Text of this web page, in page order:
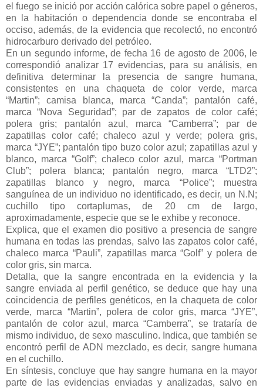
el fuego se inició por acción calórica sobre papel o géneros,
en la habitación o dependencia donde se encontraba el
occiso, además, de la evidencia que recolectó, no encontró
hidrocarburo derivado del petróleo.
En un segundo informe, de fecha 16 de agosto de 2006, le
correspondió analizar 17 evidencias, para su análisis, en
definitiva determinar la presencia de sangre humana,
consistentes en una chaqueta de color verde, marca
“Martin”; camisa blanca, marca “Canda”; pantalón café,
marca “Nova Seguridad”; par de zapatos de color café;
polera gris; pantalón azul, marca “Camberra”; par de
zapatillas color café; chaleco azul y verde; polera gris,
marca “JYE”; pantalón tipo buzo color azul; zapatillas azul y
blanco, marca “Golf”; chaleco color azul, marca “Portman
Club”; polera blanca; pantalón negro, marca “LTD2”;
zapatillas blanco y negro, marca “Police”; muestra
sanguínea de un individuo no identificado, es decir, un N.N;
cuchillo tipo cortaplumas, de 20 cm de largo,
aproximadamente, especie que se le exhibe y reconoce.
Explica, que el examen dio positivo a presencia de sangre
humana en todas las prendas, salvo las zapatos color café,
chaleco marca “Pauli”, zapatillas marca “Golf” y polera de
color gris, sin marca.
Detalla, que la sangre encontrada en la evidencia y la
sangre enviada al perfil genético, se deduce que hay una
coincidencia de perfiles genéticos, en la chaqueta de color
verde, marca “Martin”, polera de color gris, marca “JYE”,
pantalón de color azul, marca “Camberra”, se trataría de
mismo individuo, de sexo masculino. Indica, que también se
encontró perfil de ADN mezclado, es decir, sangre humana
en el cuchillo.
En síntesis, concluye que hay sangre humana en la mayor
parte de las evidencias enviadas y analizadas, salvo en